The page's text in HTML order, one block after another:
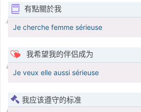
有點關於我
Je cherche femme sérieuse
我希望我的伴侣成为
Je veux elle aussi sérieuse
我应该遵守的标准